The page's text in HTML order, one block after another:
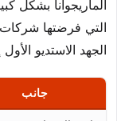
الماريجوانا بشكل
التي فرضتها
الجهد الاستديو
جانب